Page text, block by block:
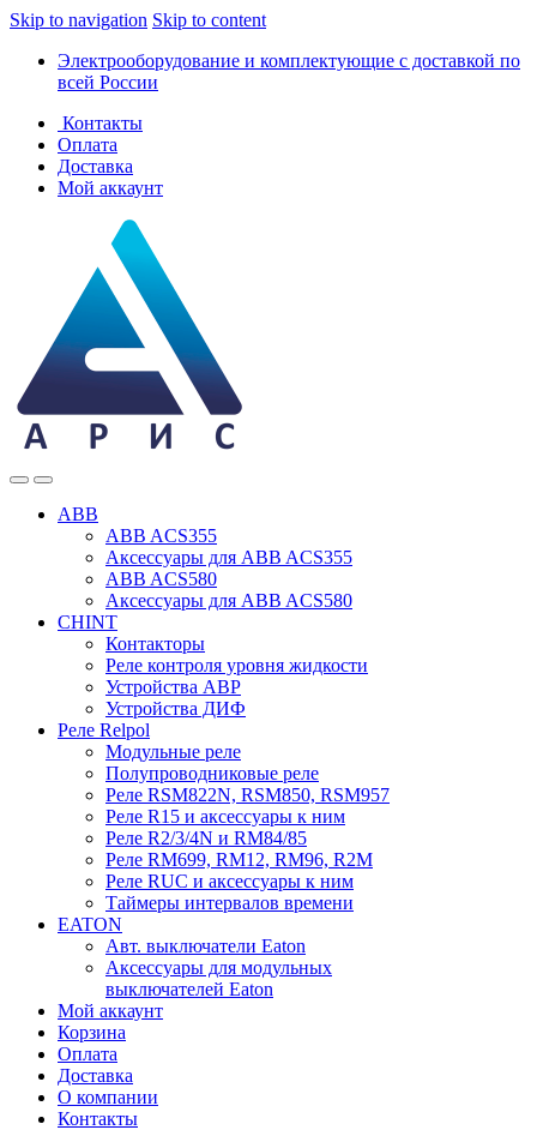
Skip to navigation Skip to content
Электрооборудование и комплектующие с доставкой по
всей России
Контакты
Оплата
Доставка
Мой аккаунт
ABB
ABB ACS355
Аксессуары для ABB ACS355
ABB ACS580
Аксессуары для ABB ACS580
CHINT
Контакторы
Реле контроля уровня жидкости
Устройства АВР
Устройства ДИФ
Реле Relpol
Модульные реле
Полупроводниковые реле
Реле RSM822N, RSM850, RSM957
Реле R15 и аксессуары к ним
Реле R2/3/4N и RM84/85
Реле RM699, RM12, RM96, R2M
Реле RUC и аксессуары к ним
Таймеры интервалов времени
EATON
Авт. выключатели Eaton
Аксессуары для модульных
выключателей Eaton
Мой аккаунт
Корзина
Оплата
Доставка
О компании
Контакты